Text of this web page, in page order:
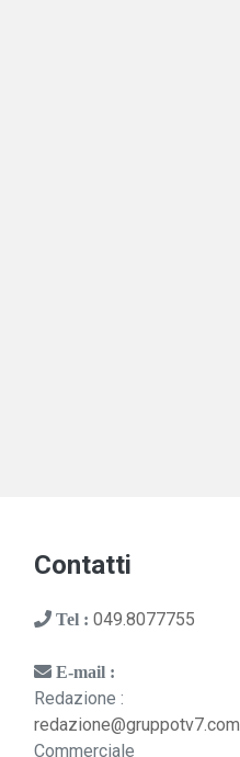
Contatti
Tel : 049.8077755
E-mail :
Redazione :
redazione@gruppotv7.com
Commerciale